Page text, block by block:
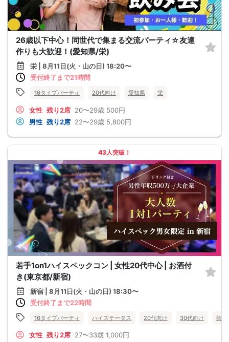
26歳以下中心！同世代で集まる交流パーティ☆友達
作りも大歓迎！(愛知県/栄)
栄 | 8月11日(火・山の日) 18:20〜
受付終了まで21時間
16タイプパーティ 20代向け 愛知県 栄
女性 残り2席 20〜29歳 500円
男性 残り2席 22〜29歳 5,800円
43人突破！
若手1on1ハイスペックコン | 女性20代中心 | お酒付
き(東京都/新宿)
新宿 | 8月11日(火・山の日) 18:30〜
受付終了まで22時間
16タイプパーティ ハイステータス 20代向け 30代向け 街コ
女性 残り2席 27〜33歳 1,000円